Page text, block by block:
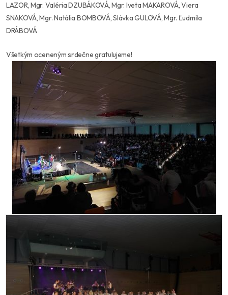
LAZOR, Mgr. Valéria DZUBÁKOVÁ, Mgr. Iveta MAKAROVÁ, Viera
SNAKOVÁ, Mgr. Natália BOMBOVÁ, Slávka GULOVÁ, Mgr. Ľudmila
DRÁBOVÁ
Všetkým oceneným srdečne gratulujeme!